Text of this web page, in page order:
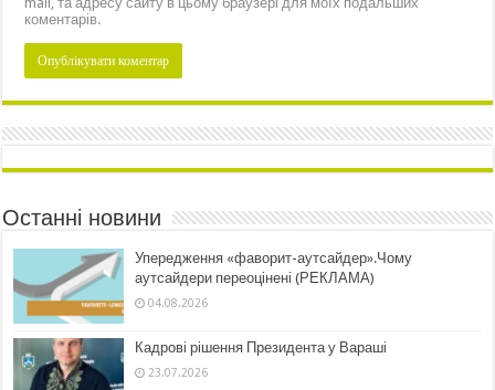
коментарів.
Останні новини
Упередження «фаворит-аутсайдер».Чому
аутсайдери переоцінені (РЕКЛАМА)
04.08.2026
Кадрові рішення Президента у Вараші
23.07.2026